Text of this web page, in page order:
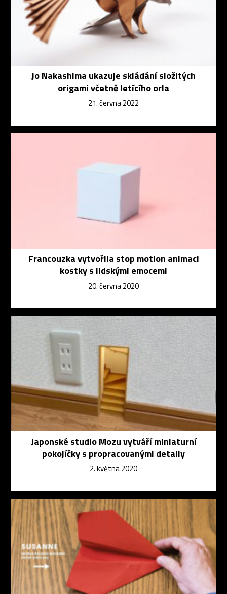
Jo Nakashima ukazuje skládání složitých
origami včetně letícího orla
21. června 2022
Francouzka vytvořila stop motion animaci
kostky s lidskými emocemi
20. června 2020
Japonské studio Mozu vytváří miniaturní
pokojíčky s propracovanými detaily
2. května 2020